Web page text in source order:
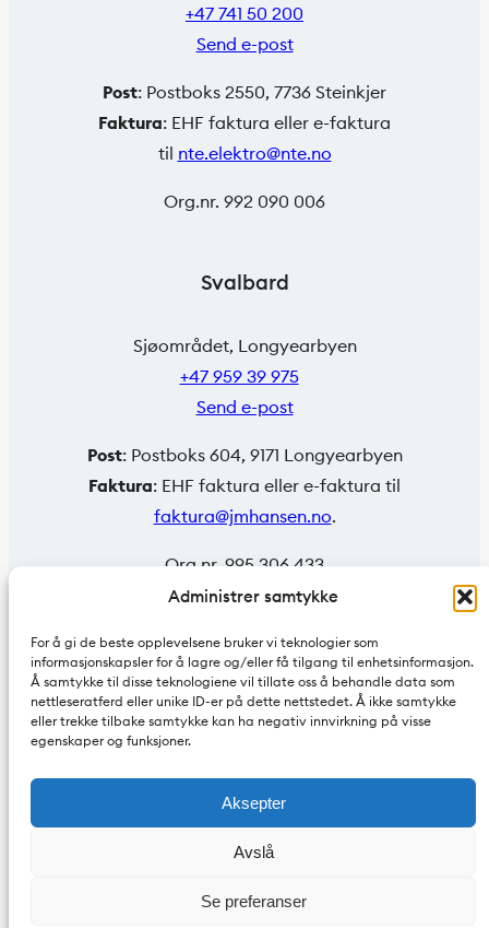
Administrer samtykke
For å gi de beste opplevelsene bruker vi teknologier som
informasjonskapsler for å lagre og/eller få tilgang til enhetsinformasjon.
Å samtykke til disse teknologiene vil tillate oss å behandle data som
nettleseratferd eller unike ID-er på dette nettstedet. Å ikke samtykke
eller trekke tilbake samtykke kan ha negativ innvirkning på visse
egenskaper og funksjoner.
Aksepter
Avslå
Se preferanser
+47 741 50 200
Send e-post
Post: Postboks 2550, 7736 Steinkjer
Faktura: EHF faktura eller e-faktura
til nte.elektro@nte.no
Org.nr. 992 090 006
Svalbard
Sjøområdet, Longyearbyen
+47 959 39 975
Send e-post
Post: Postboks 604, 9171 Longyearbyen
Faktura: EHF faktura eller e-faktura til
faktura@jmhansen.no.
Org.nr. 995 306 433
| Alle rettigheter tilhører JM Hansen